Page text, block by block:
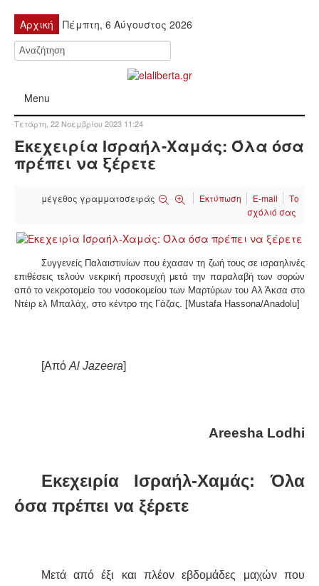
Αρχική Πέμπτη, 6 Αύγουστος 2026
Menu
ΚΙΝΗΤΟΠΟΙΉΣΕΙΣ
ΕΙΔΉΣΕΙΣ
ΑΝΑΚΟΙΝΏΣΕΙΣ
ΑΝΑΛΎΣΕΙΣ
ΟΙΚΟΝΟΜΊΑ
ΔΥΤΙΚΉ ΕΥΡΏΠΗ
Τετάρτη, 22 Νοεμβρίου 2023 11:24
Εκεχειρία Ισραήλ-Χαμάς: Όλα όσα
πρέπει να ξέρετε
μέγεθος γραμματοσειράς Εκτύπωση E-mail
Το
σχόλιό σας
Συγγενείς Παλαιστινίων που έχασαν τη ζωή τους σε ισραηλινές
επιθέσεις τελούν νεκρική προσευχή μετά την παραλαβή των σορών
από το νεκροτομείο του νοσοκομείου των Μαρτύρων του Αλ Άκσα στο
Ντέιρ ελ Μπαλάχ, στο κέντρο της Γάζας. [Mustafa Hassona/Anadolu]
[Από Al Jazeera]
Areesha Lodhi
Εκεχειρία Ισραήλ-Χαμάς: Όλα
όσα πρέπει να ξέρετε
Μετά από έξι και πλέον εβδομάδες μαχών που